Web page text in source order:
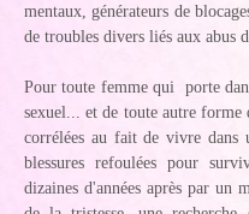
mentaux, générateurs de
de troubles divers liés aux abus
Pour toute femme qui porte
sexuel... et de toute autre
corrélées au fait de vivre
blessures refoulées pour
dizaines d'années après par un